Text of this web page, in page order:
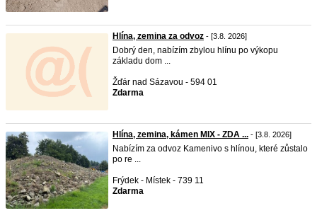
Hlína, zemina za odvoz - [3.8. 2026]
Dobrý den, nabízím zbylou hlínu po výkopu
základu dom ...
Žďár nad Sázavou - 594 01
Zdarma
Hlína, zemina, kámen MIX - ZDA ... - [3.8. 2026]
Nabízím za odvoz Kamenivo s hlínou, které zůstalo
po re ...
Frýdek - Místek - 739 11
Zdarma